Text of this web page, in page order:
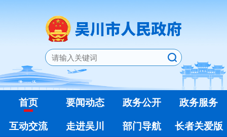
首页 要闻动态 政务公开
政务服务
互动交流
走进吴川 部门导航
长者关爱版